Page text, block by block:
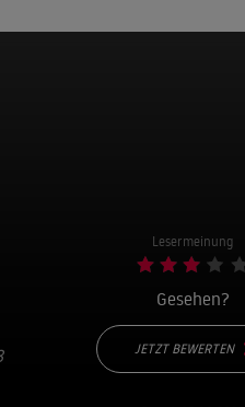
Lesermeinung
Gesehen?
JETZT BEWERTEN